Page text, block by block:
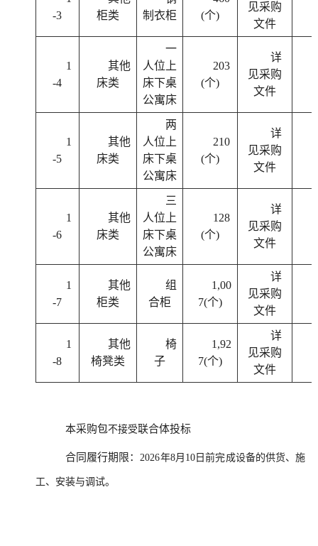
-3
柜类
制衣柜
(个)
见采购
文件
1
-4
其他
床类
一
人位上
床下桌
公寓床
203
(个)
详
见采购
文件
1
-5
其他
床类
两
人位上
床下桌
公寓床
210
(个)
详
见采购
文件
1
-6
其他
床类
三
人位上
床下桌
公寓床
128
(个)
详
见采购
文件
1
-7
其他
柜类
组
合柜
1,00
7(个)
详
见采购
文件
1
-8
其他
椅凳类
椅
子
1,92
7(个)
详
见采购
文件
本采购包不接受联合体投标
合同履行期限： 2026年8月10日前完成设备的供货、施
工、安装与调试。